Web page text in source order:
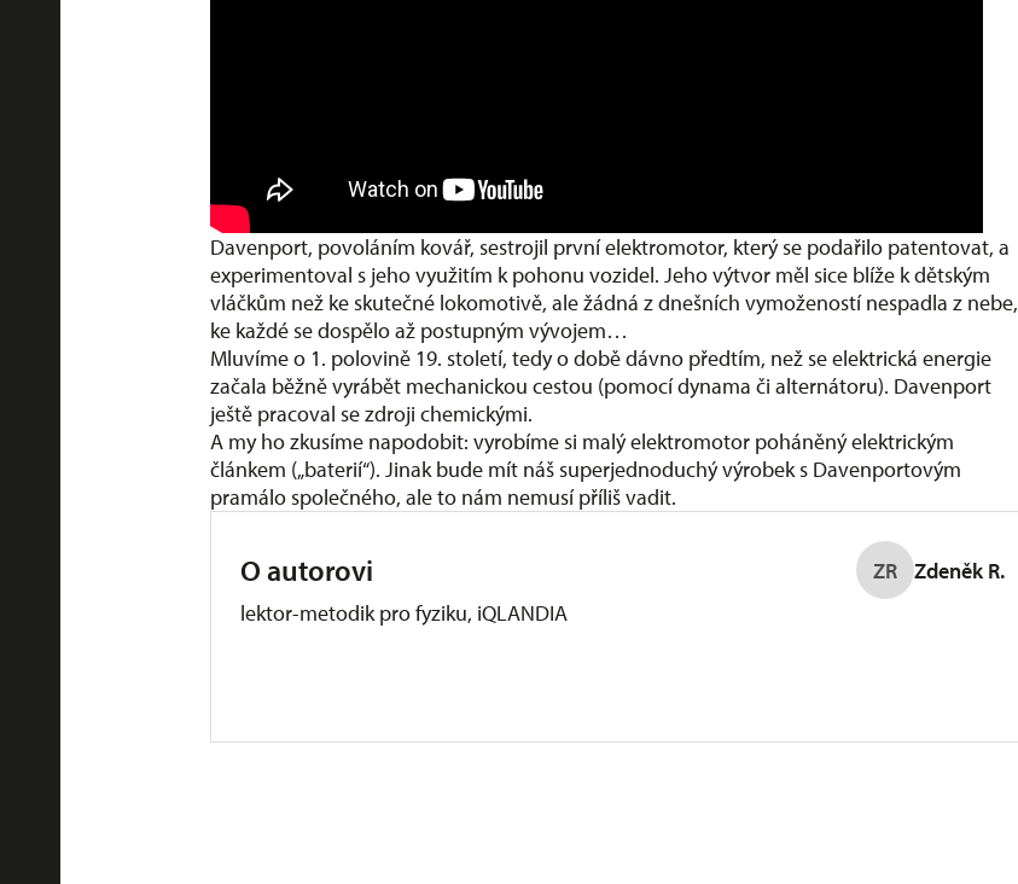
Davenport, povoláním kovář, sestrojil první elektromotor, který se podařilo patentovat, a
experimentoval s jeho využitím k pohonu vozidel. Jeho výtvor měl sice blíže k dětským
vláčkům než ke skutečné lokomotivě, ale žádná z dnešních vymožeností nespadla z nebe,
ke každé se dospělo až postupným vývojem…
Mluvíme o 1. polovině 19. století, tedy o době dávno předtím, než se elektrická energie
začala běžně vyrábět mechanickou cestou (pomocí dynama či alternátoru). Davenport
ještě pracoval se zdroji chemickými.
A my ho zkusíme napodobit: vyrobíme si malý elektromotor poháněný elektrickým
článkem („baterií“). Jinak bude mít náš superjednoduchý výrobek s Davenportovým
pramálo společného, ale to nám nemusí příliš vadit.
O autorovi ZR
Zdeněk R.
lektor-metodik pro fyziku, iQLANDIA